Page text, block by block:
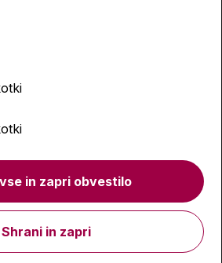
slovar, online
in zapri obvestilo
Shrani in zapri